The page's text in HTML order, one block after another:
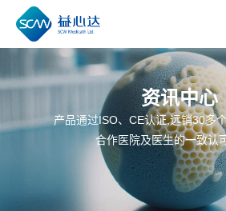
资讯中心
产品通过ISO、CE认证,远销30多
合作医院及医生的一致认